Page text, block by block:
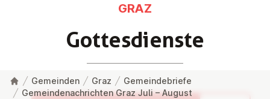
Got­tes­diens­te
GRAZ
Gemeinden Graz
Gemeindebriefe
Gemeindenachrichten Graz Juli – August